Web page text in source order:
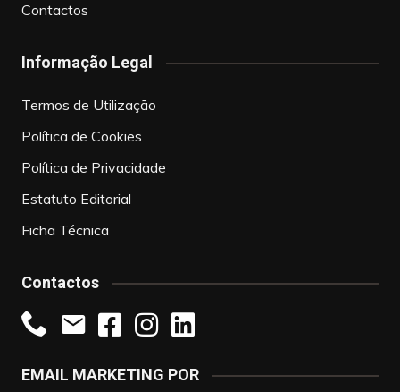
Contactos
Informação Legal
Termos de Utilização
Política de Cookies
Política de Privacidade
Estatuto Editorial
Ficha Técnica
Contactos
EMAIL MARKETING POR